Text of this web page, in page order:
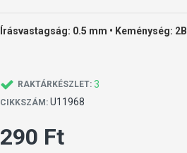
Írásvastagság: 0.5 mm • Keménység: 2B
RAKTÁRKÉSZLET: 3
CIKKSZÁM: U11968
290 Ft